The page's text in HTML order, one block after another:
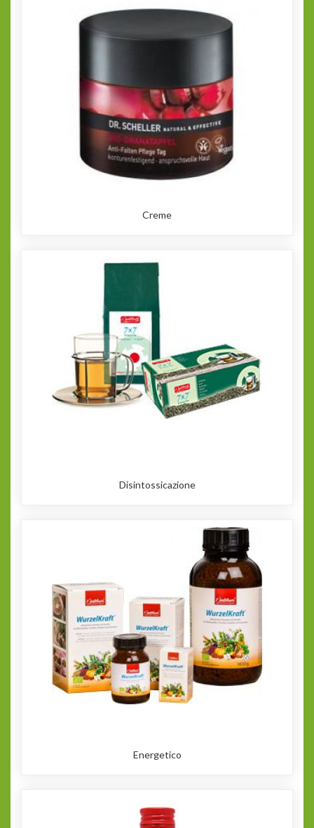
Creme
Disintossicazione
Energetico